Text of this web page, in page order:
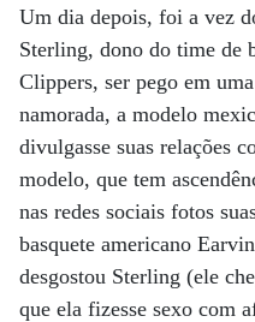
Um dia depois, foi a vez
Sterling, dono do time de
Clippers, ser pego em
namorada, a modelo
divulgasse suas relações
modelo, que tem
nas redes sociais fotos
basquete americano
desgostou Sterling (ele
que ela fizesse sexo com